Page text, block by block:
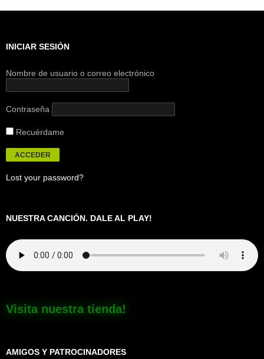
INICIAR SESIÓN
Nombre de usuario o correo electrónico
Contraseña
Recuérdame
Lost your password?
NUESTRA CANCIÓN. DALE AL PLAY!
Visita nuestra tienda!
AMIGOS Y PATROCINADORES